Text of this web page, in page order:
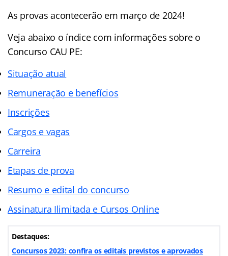
As provas acontecerão em março de 2024!
Veja abaixo o índicecom informações sobre o
Concurso CAU PE:
Situação atual
Remuneração e benefícios
Inscrições
Cargos e vagas
Carreira
Etapas de prova
Resumo e edital do concurso
Assinatura Ilimitada e Cursos Online
Destaques:
Concursos 2023: confira os editais previstos e aprovados